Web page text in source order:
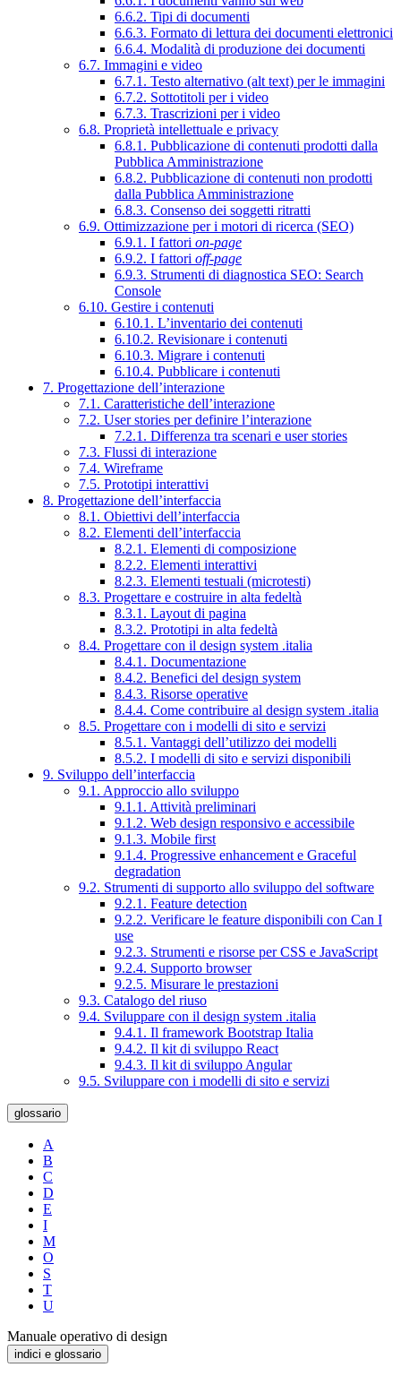
6.6.2. Tipi di documenti
6.6.3. Formato di lettura dei documenti elettronici
6.6.4. Modalità di produzione dei documenti
6.7. Immagini e video
6.7.1. Testo alternativo (alt text) per le immagini
6.7.2. Sottotitoli per i video
6.7.3. Trascrizioni per i video
6.8. Proprietà intellettuale e privacy
6.8.1. Pubblicazione di contenuti prodotti dalla
Pubblica Amministrazione
6.8.2. Pubblicazione di contenuti non prodotti
dalla Pubblica Amministrazione
6.8.3. Consenso dei soggetti ritratti
6.9. Ottimizzazione per i motori di ricerca (SEO)
6.9.1. I fattori on-page
6.9.2. I fattori off-page
6.9.3. Strumenti di diagnostica SEO: Search
Console
6.10. Gestire i contenuti
6.10.1. L’inventario dei contenuti
6.10.2. Revisionare i contenuti
6.10.3. Migrare i contenuti
6.10.4. Pubblicare i contenuti
7. Progettazione dell’interazione
7.1. Caratteristiche dell’interazione
7.2. User stories per definire l’interazione
7.2.1. Differenza tra scenari e user stories
7.3. Flussi di interazione
7.4. Wireframe
7.5. Prototipi interattivi
8. Progettazione dell’interfaccia
8.1. Obiettivi dell’interfaccia
8.2. Elementi dell’interfaccia
8.2.1. Elementi di composizione
8.2.2. Elementi interattivi
8.2.3. Elementi testuali (microtesti)
8.3. Progettare e costruire in alta fedeltà
8.3.1. Layout di pagina
8.3.2. Prototipi in alta fedeltà
8.4. Progettare con il design system .italia
8.4.1. Documentazione
8.4.2. Benefici del design system
8.4.3. Risorse operative
8.4.4. Come contribuire al design system .italia
8.5. Progettare con i modelli di sito e servizi
8.5.1. Vantaggi dell’utilizzo dei modelli
8.5.2. I modelli di sito e servizi disponibili
9. Sviluppo dell’interfaccia
9.1. Approccio allo sviluppo
9.1.1. Attività preliminari
9.1.2. Web design responsivo e accessibile
9.1.3. Mobile first
9.1.4. Progressive enhancement e Graceful
degradation
9.2. Strumenti di supporto allo sviluppo del software
9.2.1. Feature detection
9.2.2. Verificare le feature disponibili con Can I
use
9.2.3. Strumenti e risorse per CSS e JavaScript
9.2.4. Supporto browser
9.2.5. Misurare le prestazioni
9.3. Catalogo del riuso
9.4. Sviluppare con il design system .italia
9.4.1. Il framework Bootstrap Italia
9.4.2. Il kit di sviluppo React
9.4.3. Il kit di sviluppo Angular
9.5. Sviluppare con i modelli di sito e servizi
glossario
A
B
C
D
E
I
M
O
S
T
U
Manuale operativo di design
indici e glossario